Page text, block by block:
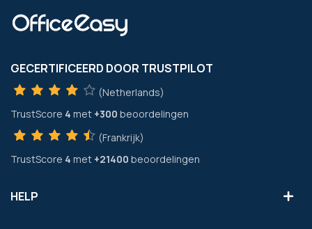
GECERTIFICEERD DOOR TRUSTPILOT
(Netherlands)
TrustScore 4 met +300 beoordelingen
(Frankrijk)
TrustScore 4 met +21400 beoordelingen
HELP